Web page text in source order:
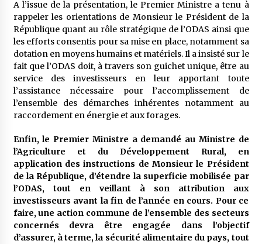
A l’issue de la présentation, le Premier Ministre a tenu à
rappeler les orientations de Monsieur le Président de la
République quant au rôle stratégique de l’ODAS ainsi que
les efforts consentis pour sa mise en place, notamment sa
dotation en moyens humains et matériels. Il a insisté sur le
fait que l’ODAS doit, à travers son guichet unique, être au
service des investisseurs en leur apportant toute
l’assistance nécessaire pour l’accomplissement de
l’ensemble des démarches inhérentes notamment au
raccordement en énergie et aux forages.
Enfin, le Premier Ministre a demandé au Ministre de
l’Agriculture et du Développement Rural, en
application des instructions de Monsieur le Président
de la République, d’étendre la superficie mobilisée par
l’ODAS, tout en veillant à son attribution aux
investisseurs avant la fin de l’année en cours. Pour ce
faire, une action commune de l’ensemble des secteurs
concernés devra être engagée dans l’objectif
d’assurer, à terme, la sécurité alimentaire du pays, tout